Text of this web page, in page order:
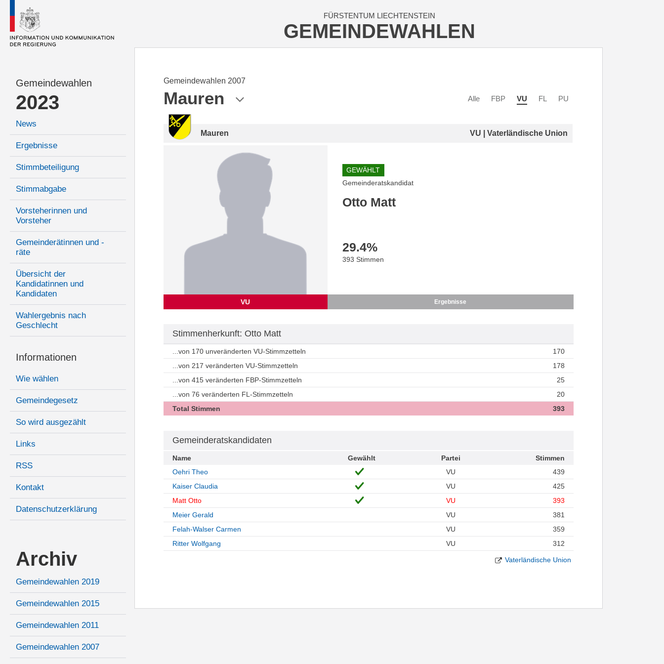
FÜRSTENTUM LIECHTENSTEIN
GEMEINDEWAHLEN
Gemeindewahlen
2023
News
Ergebnisse
Stimmbeteiligung
Stimmabgabe
Vorsteherinnen und
Vorsteher
Gemeinderätinnen und -
räte
Übersicht der
Kandidatinnen und
Kandidaten
Wahlergebnis nach
Geschlecht
Informationen
Wie wählen
Gemeindegesetz
So wird ausgezählt
Links
RSS
Kontakt
Datenschutzerklärung
Archiv
Gemeindewahlen 2019
Gemeindewahlen 2015
Gemeindewahlen 2011
Gemeindewahlen 2007
Gemeindewahlen 2007
Mauren Alle FBP VU FL PU
Mauren VU | Vaterländische Union
VU
GEWÄHLT
Gemeinderatskandidat
Otto Matt
29.4%
393 Stimmen
Ergebnisse
Stimmenherkunft: Otto Matt
...von 170 unveränderten VU-Stimmzetteln
170
...von 217 veränderten VU-Stimmzetteln
178
...von 415 veränderten FBP-Stimmzetteln
25
...von 76 veränderten FL-Stimmzetteln
20
Total Stimmen
393
Gemeinderatskandidaten
Name Gewählt Partei
Stimmen
Oehri Theo
VU
439
Kaiser Claudia
VU
425
Matt Otto
VU
393
Meier Gerald
VU
381
Felah-Walser Carmen
VU
359
Ritter Wolfgang
VU 312
Vaterländische Union